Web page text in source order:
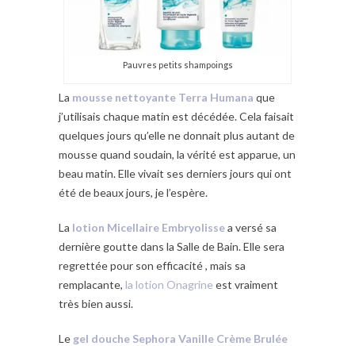
Pauvres petits shampoings
La mousse nettoyante Terra Humana que
j’utilisais chaque matin est décédée. Cela faisait
quelques jours qu’elle ne donnait plus autant de
mousse quand soudain, la vérité est apparue, un
beau matin. Elle vivait ses derniers jours qui ont
été de beaux jours, je l’espère.
La lotion Micellaire Embryolissea versé sa
dernière goutte dans la Salle de Bain. Elle sera
regrettée pour son efficacité , mais sa
remplacante, la lotion Onagrine est vraiment
très bien aussi.
Le gel douche Sephora Vanille Crème Brulée